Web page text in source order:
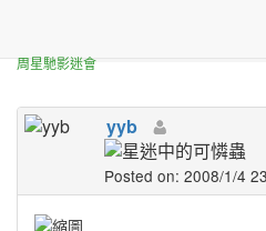
周星馳影迷會
yyb
Posted on: 2008/1/4